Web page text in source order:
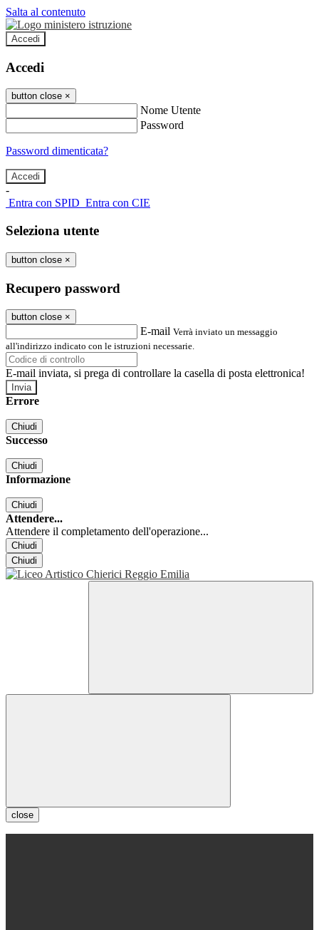
Salta al contenuto
Accedi
Accedi
button close ×
Nome Utente
Password
Password dimenticata?
-
Entra con SPID Entra con CIE
Seleziona utente
button close ×
Recupero password
button close ×
E-mail Verrà inviato un messaggio
all'indirizzo indicato con le istruzioni necessarie.
E-mail inviata, si prega di controllare la casella di posta elettronica!
Errore
Chiudi
Successo
Chiudi
Informazione
Chiudi
Attendere...
Attendere il completamento dell'operazione...
Chiudi
Chiudi
close